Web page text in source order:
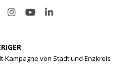
Kampagne von Stadt und Enzkreis